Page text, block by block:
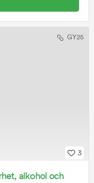
GY25
3
alkohol och